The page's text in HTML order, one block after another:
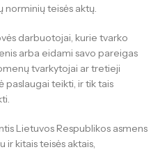
norminių teisės aktų.
darbuotojai, kurie tvarko
arba eidami savo pareigas
tvarkytojai ar tretieji
paslaugai teikti, ir tik tais
Lietuvos Respublikos asmens
ir kitais teisės aktais,